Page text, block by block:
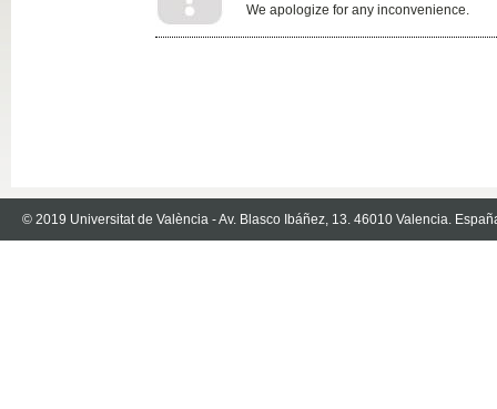
We apologize for any inconvenience.
© 2019 Universitat de València - Av. Blasco Ibáñez, 13. 46010 Valencia.